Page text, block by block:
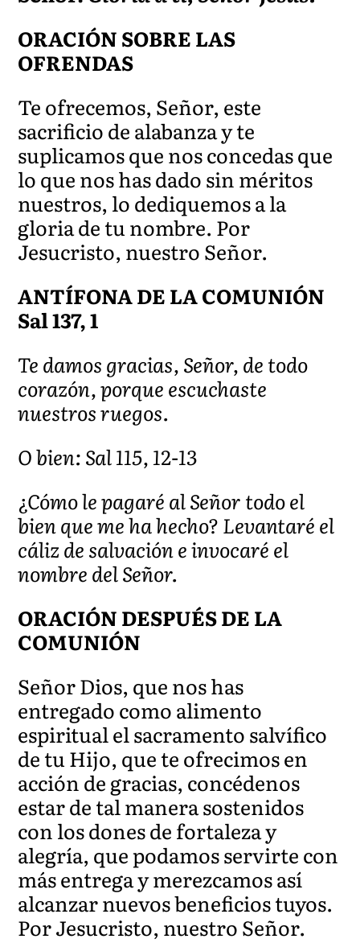
ORACIÓN SOBRE LAS
OFRENDAS
Te ofrecemos, Señor, este
sacrificio de alabanza y te
suplicamos que nos concedas que
lo que nos has dado sin méritos
nuestros, lo dediquemos a la
gloria de tu nombre. Por
Jesucristo, nuestro Señor.
ANTÍFONA DE LA COMUNIÓN
Sal 137, 1
Te damos gracias, Señor, de todo
corazón, porque escuchaste
nuestros ruegos.
O bien: Sal 115, 12-13
¿Cómo le pagaré al Señor todo el
bien que me ha hecho? Levantaré el
cáliz de salvación e invocaré el
nombre del Señor.
ORACIÓN DESPUÉS DE LA
COMUNIÓN
Señor Dios, que nos has
entregado como alimento
espiritual el sacramento salvífico
de tu Hijo, que te ofrecimos en
acción de gracias, concédenos
estar de tal manera sostenidos
con los dones de fortaleza y
alegría, que podamos servirte con
más entrega y merezcamos así
alcanzar nuevos beneficios tuyos.
Por Jesucristo, nuestro Señor.